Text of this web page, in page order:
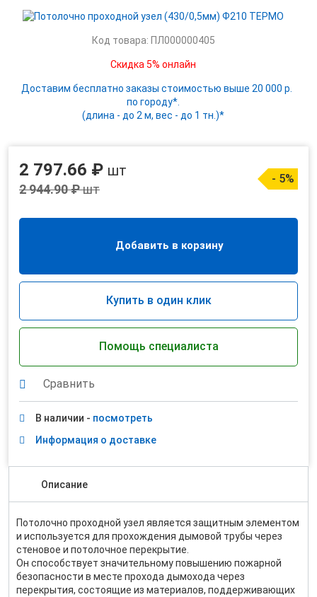
Код товара: ПЛ000000405
Скидка 5% онлайн
Доставим бесплатно заказы стоимостью выше 20 000 р.
по городу*.
(длина - до 2 м, вес - до 1 тн.)*
2 797.66 ₽ шт
2 944.90 ₽шт
- 5%
Добавить в корзину
Купить в один клик
Помощь специалиста
Сравнить
В наличии - посмотреть
Информация о доставке
Описание
Потолочно проходной узел является защитным элементом
и используется для прохождения дымовой трубы через
стеновое и потолочное перекрытие.
Он способствует значительному повышению пожарной
безопасности в месте прохода дымохода через
перекрытия, состоящие из материалов, поддерживающих